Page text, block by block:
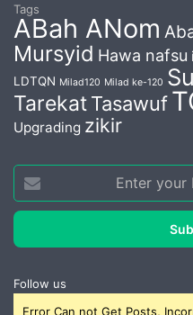
Tags
ABah ANom
Mursyid Hawa nafsu
LDTQN Milad120 Milad ke-120
TarekatTasawuf
Upgrading zikir
your
Email
Follow us
Error Can not Get Posts,